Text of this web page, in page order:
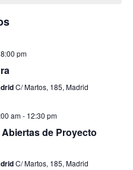
8:00 pm
C/ Martos, 185, Madrid
am- 12:30 pm
de Proyecto
C/ Martos, 185, Madrid